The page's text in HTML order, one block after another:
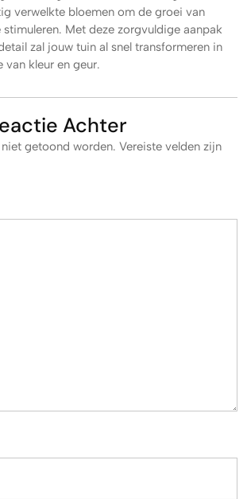
verwelkte bloemen om de groei van
stimuleren. Met deze zorgvuldige aanpak
zal jouw tuin al snel transformeren in
van kleur en geur.
Achter
getoond worden. Vereiste velden zijn